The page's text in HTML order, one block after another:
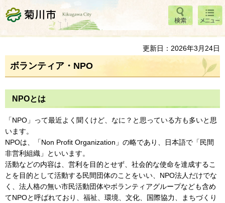
菊川市 検索
メニ
ュー
更新日：2026年3月24日
ボランティア・NPO
NPOとは
「NPO」って最近よく聞くけど、なに？と思っている方も多いと思
います。
NPOは、「Non Profit Organization」の略であり、日本語で「民間
非営利組織」といいます。
活動などの内容は、営利を目的とせず、社会的な使命を達成するこ
とを目的として活動する民間団体のことをいい、NPO法人だけでな
く、法人格の無い市民活動団体やボランティアグループなども含め
てNPOと呼ばれており、福祉、環境、文化、国際協力、まちづくり